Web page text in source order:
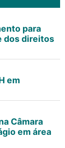
para
dos direitos
em
Câmara
em área